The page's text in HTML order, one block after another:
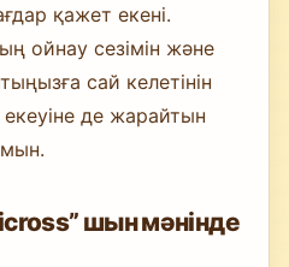
қажет екені.
ойнау сезімін және
сай келетінін
де жарайтын
шын мәнінде